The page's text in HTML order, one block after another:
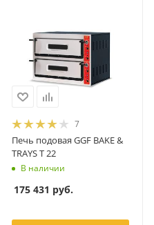
7
Печь подовая GGF BAKE &
TRAYS T 22
В наличии
175 431 руб.